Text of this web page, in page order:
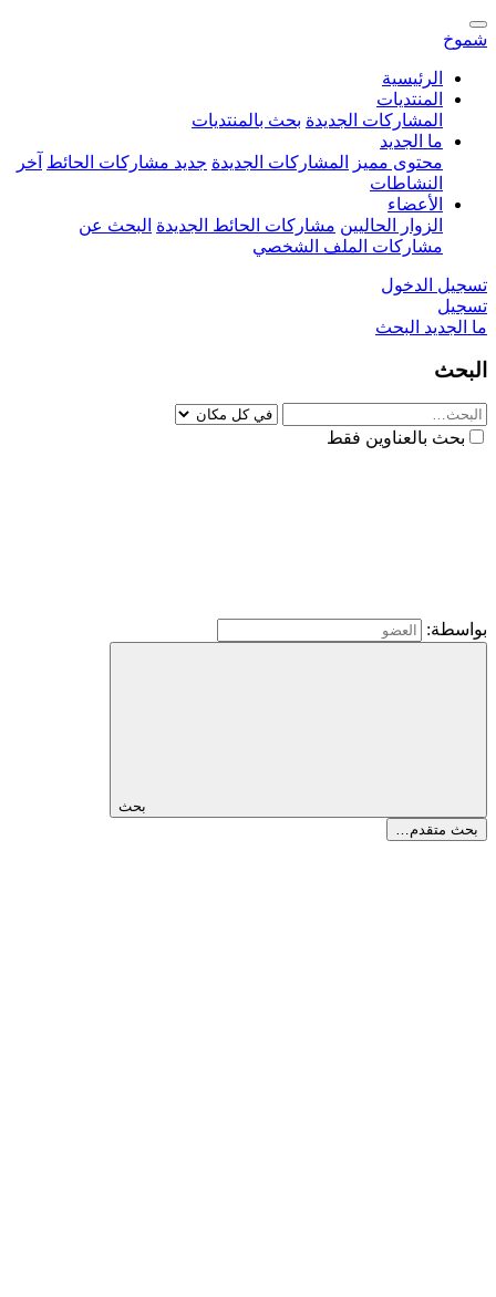
شموخ
الرئيسية
المنتديات
المشاركات الجديدة بحث بالمنتديات
ما الجديد
محتوى مميز
المشاركات الجديدة جديد مشاركات الحائط آخر
النشاطات
الأعضاء
الزوار الحاليين مشاركات الحائط الجديدة البحث عن
مشاركات الملف الشخصي
تسجيل الدخول
تسجيل
ما الجديد البحث
البحث
بحث بالعناوين فقط
بواسطة:
بحث
بحث متقدم…